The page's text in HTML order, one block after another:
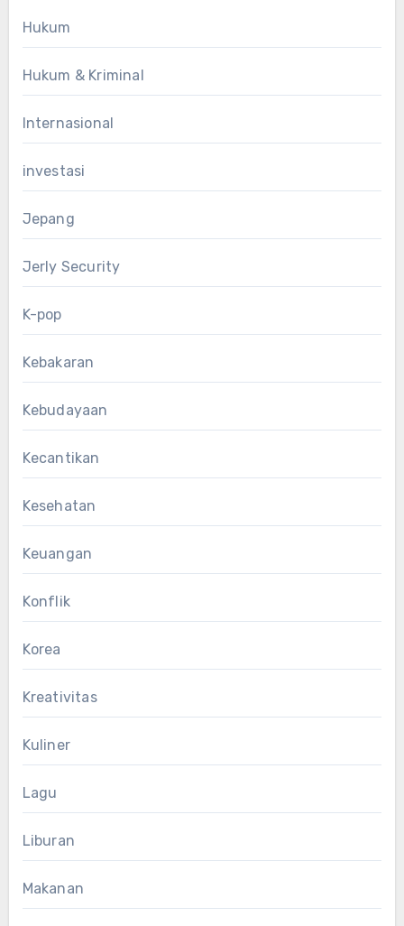
Hukum
Hukum & Kriminal
Internasional
investasi
Jepang
Jerly Security
K-pop
Kebakaran
Kebudayaan
Kecantikan
Kesehatan
Keuangan
Konflik
Korea
Kreativitas
Kuliner
Lagu
Liburan
Makanan